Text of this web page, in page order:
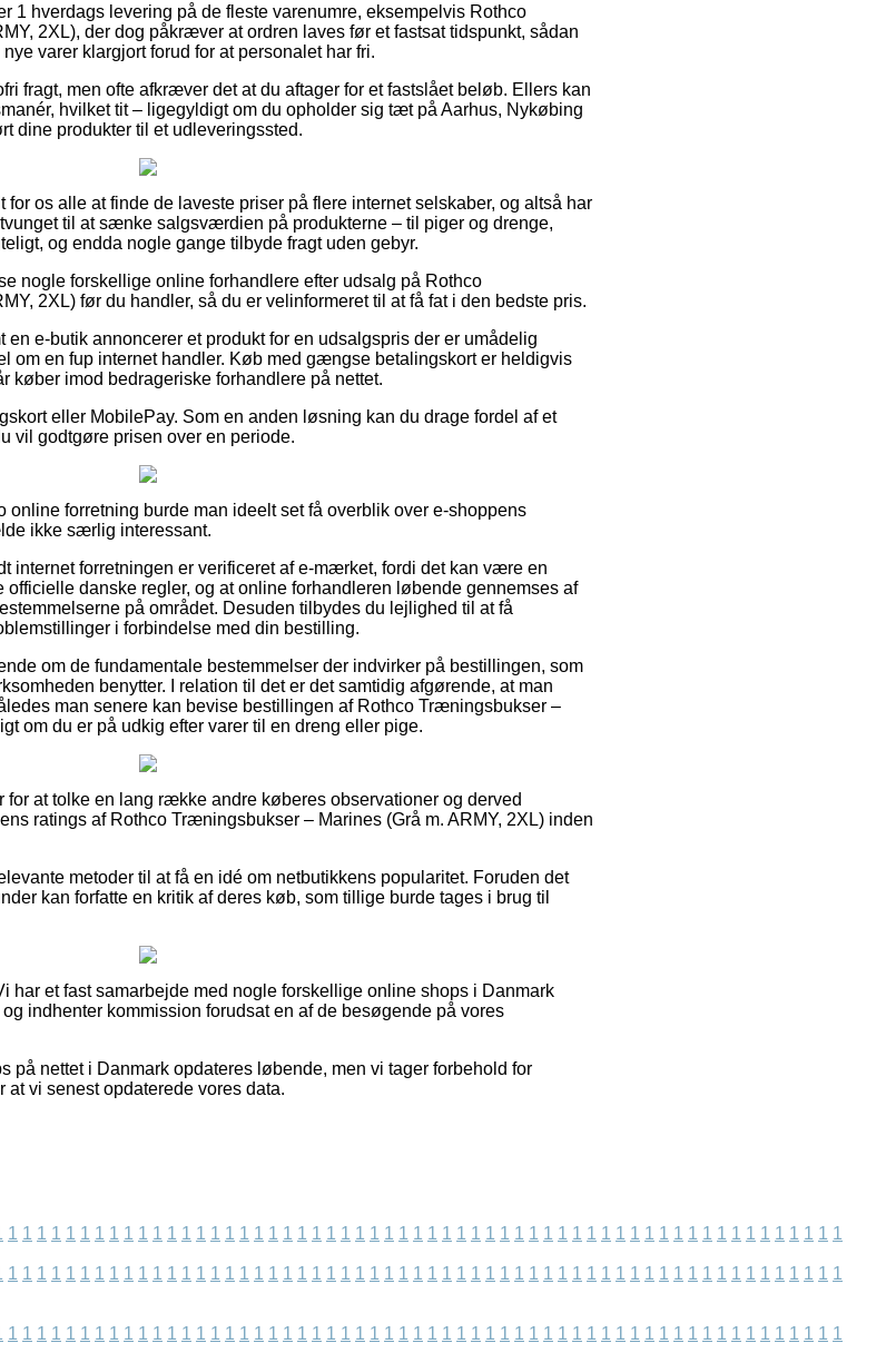
1 hverdags levering på de fleste varenumre, eksempelvis Rothco
2XL), der dog påkræver at ordren laves før et fastsat tidspunkt, sådan
varer klargjort forud for at personalet har fri.
fragt, men ofte afkræver det at du aftager for et fastslået beløb. Ellers kan
hvilket tit – ligegyldigt om du opholder sig tæt på Aarhus, Nykøbing
dine produkter til et udleveringssted.
os alle at finde de laveste priser på flere internet selskaber, og altså har
til at sænke salgsværdien på produkterne – til piger og drenge,
og endda nogle gange tilbyde fragt uden gebyr.
nogle forskellige online forhandlere efter udsalg på Rothco
2XL) før du handler, så du er velinformeret til at få fat i den bedste pris.
en e-butik annoncerer et produkt for en udsalgspris der er umådelig
om en fup internet handler. Køb med gængse betalingskort er heldigvis
køber imod bedrageriske forhandlere på nettet.
eller MobilePay. Som en anden løsning kan du drage fordel af et
vil godtgøre prisen over en periode.
online forretning burde man ideelt set få overblik over e-shoppens
ikke særlig interessant.
internet forretningen er verificeret af e-mærket, fordi det kan være en
officielle danske regler, og at online forhandleren løbende gennemses af
på området. Desuden tilbydes du lejlighed til at få
i forbindelse med din bestilling.
om de fundamentale bestemmelser der indvirker på bestillingen, som
benytter. I relation til det er det samtidig afgørende, at man
man senere kan bevise bestillingen af Rothco Træningsbukser –
om du er på udkig efter varer til en dreng eller pige.
at tolke en lang række andre køberes observationer og derved
ratings af Rothco Træningsbukser – Marines (Grå m. ARMY, 2XL) inden
metoder til at få en idé om netbutikkens popularitet. Foruden det
kan forfatte en kritik af deres køb, som tillige burde tages i brug til
har et fast samarbejde med nogle forskellige online shops i Danmark
indhenter kommission forudsat en af de besøgende på vores
på nettet i Danmark opdateres løbende, men vi tager forbehold for
at vi senest opdaterede vores data.
1 1 1 1 1 1 1 1 1 1 1 1 1 1 1 1 1 1 1 1 1 1 1 1 1 1 1 1 1 1 1 1 1 1 1 1 1 1 1 1 1 1 1 1 1 1 1 1 1 1 1 1 1 1 1 1 1 1
1 1 1 1 1 1 1 1 1 1 1 1 1 1 1 1 1 1 1 1 1 1 1 1 1 1 1 1 1 1 1 1 1 1 1 1 1 1 1 1 1 1 1 1 1 1 1 1 1 1 1 1 1 1 1 1 1 1
1 1 1 1 1 1 1 1 1 1 1 1 1 1 1 1 1 1 1 1 1 1 1 1 1 1 1 1 1 1 1 1 1 1 1 1 1 1 1 1 1 1 1 1 1 1 1 1 1 1 1 1 1 1 1 1 1 1